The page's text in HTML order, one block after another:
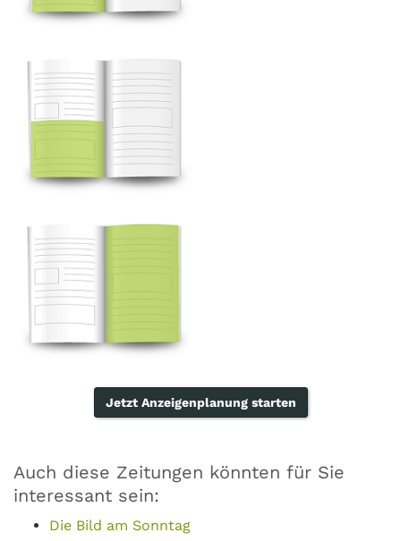
Jetzt Anzeigenplanung starten
Auch diese Zeitungen könnten für Sie
interessant sein:
Die Bild am Sonntag